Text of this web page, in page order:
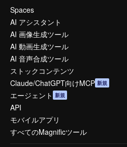
Spaces
AI アシスタント
AI 画像生成ツール
AI 動画生成ツール
AI 音声合成ツール
ストックコンテンツ
Claude/ChatGPT向けMCP 新規
エージェント 新規
API
モバイルアプリ
すべてのMagnificツール